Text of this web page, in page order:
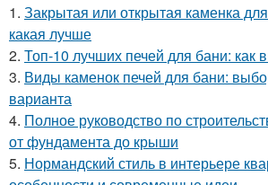
1. Закрытая или открытая каменка
какая лучше
2. Топ-10 лучших печей для бани: как
3. Виды каменок печей для бани:
варианта
4. Полное руководство по
от фундамента до крыши
5. Нормандский стиль в интерьере